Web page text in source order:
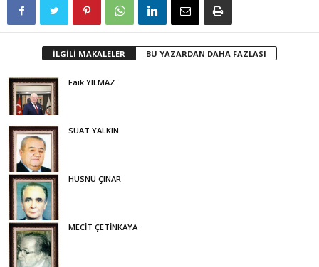
İLGİLİ MAKALELER BU YAZARDAN DAHA FAZLASI
Faik YILMAZ
SUAT YALKIN
HÜSNÜ ÇINAR
MECİT ÇETİNKAYA